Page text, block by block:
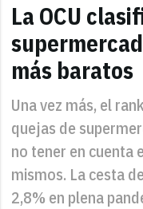
La OCU
más baratos
Una vez más, el
quejas de
no tener en cuenta
mismos. La cesta
2,8% en plena